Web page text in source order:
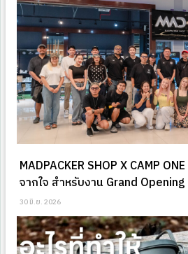
MADPACKER SHOP X CAMP
จากใจ สำหรับงาน Grand
30 มิ.ย. 2026